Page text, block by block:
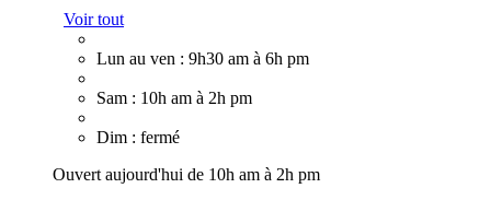
Voir tout
Lun au ven : 9h30 am à 6h pm
Sam : 10h am à 2h pm
Dim : fermé
Ouvert aujourd'hui de 10h am à 2h pm